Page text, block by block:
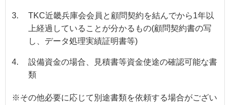
3.
TKC近畿兵庫会会員と顧問契約を結んでから1年以
上経過していることが分かるもの(顧問契約書の写
し、データ処理実績証明書等)
4.
設備資金の場合、見積書等資金使途の確認可能な書
類
※その他必要に応じて別途書類を依頼する場合がござい